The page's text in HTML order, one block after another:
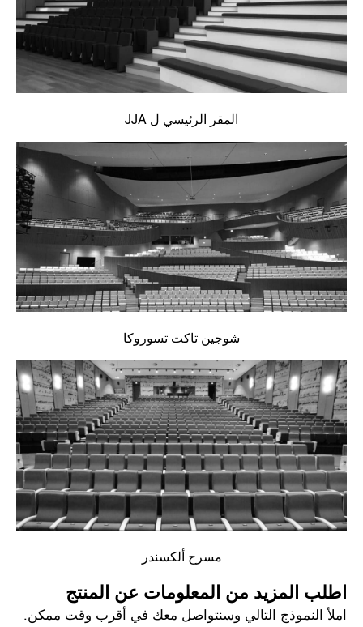
المقر الرئيسي ل JJA
شوجين تاكت تسوروكا
مسرح ألكسندر
اطلب المزيد من المعلومات عن المنتج
املأ النموذج التالي وسنتواصل معك في أقرب وقت ممكن.